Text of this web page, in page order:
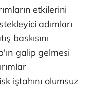
etkilerini
adımları
baskısını
galip gelmesi
iştahını olumsuz